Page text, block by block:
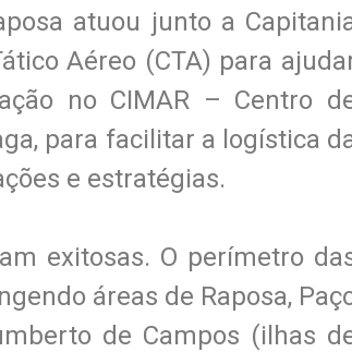
atuou junto a
Aéreo (CTA) para
no CIMAR – Centro
para facilitar a logística
e estratégias.
exitosas. O perímetro
áreas de Raposa,
de Campos (ilhas